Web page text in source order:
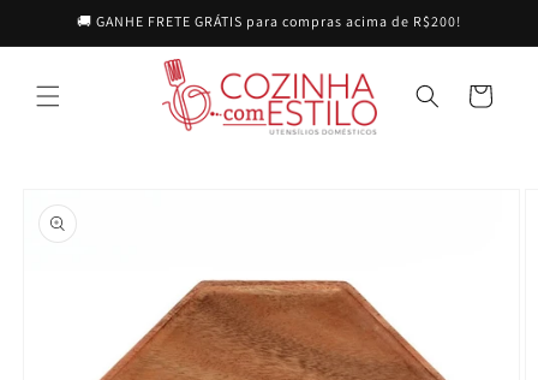
para o
conteúdo
🚚 GANHE FRETE GRÁTIS para compras acima de R$200!
Carrinho
informações
do produto